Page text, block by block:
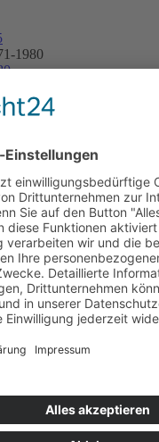
1980
- Zotzenbach
Programmheft